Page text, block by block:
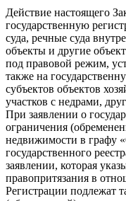
Действие настоящего
государственную
суда, речные суда
объекты и другие
под правовой режим,
также на
субъектов объектов
участков с недрами,
При заявлении о
ограничения
недвижимости в графу
государственного
заявлении, которая
правопритязания в
Регистрации подлежат